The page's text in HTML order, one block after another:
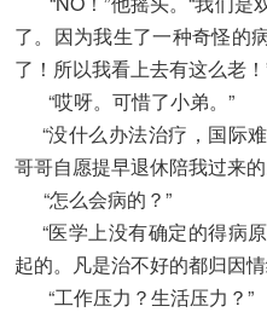
了。因为我生了一种奇怪的
了！所以我看上去有这么老！
“哎呀。可惜了小弟。”
“没什么办法治疗，国际难
哥哥自愿提早退休陪我过来
“怎么会病的？”
“医学上没有确定的得病
起的。凡是治不好的都归因
“工作压力？生活压力？”